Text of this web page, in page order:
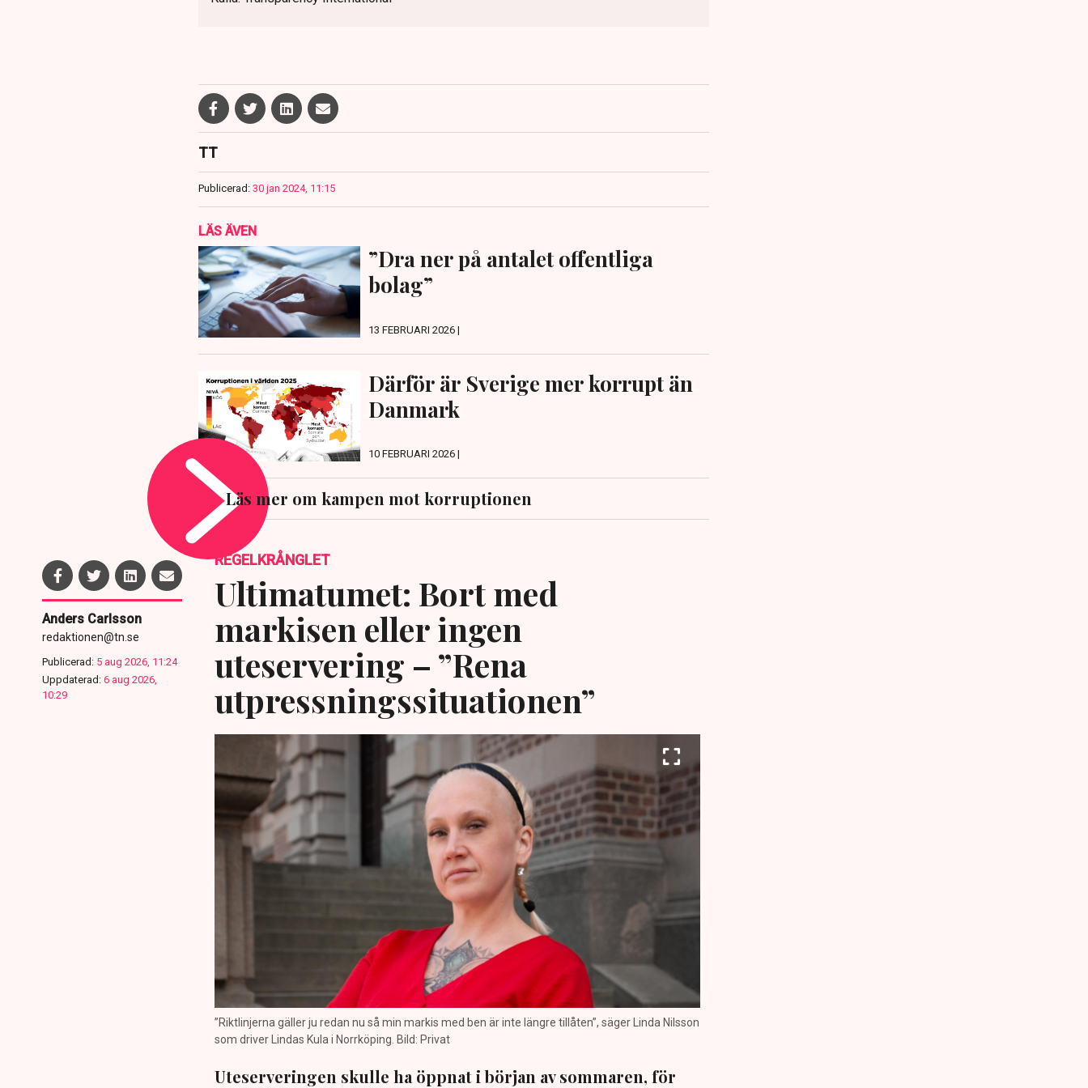
TT
Publicerad: 30 jan 2024, 11:15
LÄS ÄVEN
”Dra ner på antalet offentliga
bolag”
13 FEBRUARI 2026 |
Därför är Sverige mer korrupt än
Danmark
10 FEBRUARI 2026 |
Läs mer om kampen mot korruptionen
Anders Carlsson
redaktionen@tn.se
Publicerad: 5 aug 2026, 11:24
Uppdaterad: 6 aug 2026,
10:29
REGELKRÅNGLET
Ultimatumet: Bort med
markisen eller ingen
uteservering – ”Rena
utpressningssituationen”
”Riktlinjerna gäller ju redan nu så min markis med ben är inte längre tillåten”, säger Linda Nilsson
som driver Lindas Kula i Norrköping. Bild: Privat
Uteserveringen skulle ha öppnat i början av sommaren, för